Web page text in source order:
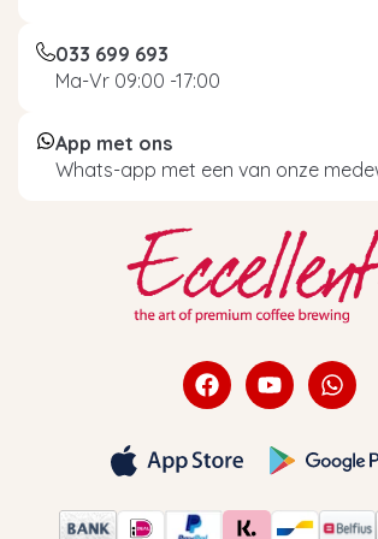
bij Eccellente
de online shop van Eccellente!
een bedrag van €40 of meer, dan
we je bestelling helemaal
22:00 besteld is de volgende dag in
onverhoopt toch het verkeerde
besteld? Je hebt bij Eccellente
retourrecht, dus dan kun je het
ontkalking of Miele onderhoud in
neem dan contact op met onze
telefoonnummer 058 581
ontkalken is onder andere
033 699 693
Ma-Vr 09:00 -17:00
App met ons
Whats-app met een van onze